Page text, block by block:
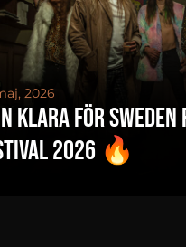
2026
KLARA FÖR SWEDEN
2026 🔥